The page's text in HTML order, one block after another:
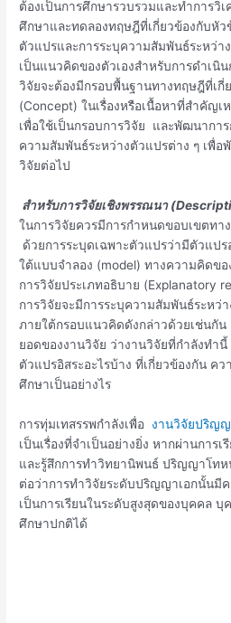
ต้องเป็นการศึกษารวบรวมและทำการวิ
ศึกษาและทดลองทฤษฎีที่เกี่ยวข้องกับหัว
ตัวแปรและการระบุความสัมพันธ์ระหว่
เป็นแนวคิดของตัวเองสำหรับการดำเนิ
วิจัยจะต้องมีกรอบพื้นฐานทางทฤษฎีที่เ
(Concept)ในเรื่องหรือเนื้อหาที่สำคัญ
เพื่อใช้เป็นกรอบการวิจัย และพัฒนากา
ความสัมพันธ์ระหว่างตัวแปรต่าง ๆ เพื่
วิจัยต่อไป
สำหรับการวิจัยเชิงพรรณนา
ในการวิจัยควรมีการกำหนดขอบเขตทา
ด้วยการระบุดเฉพาะตัวแปรว่ามีตัวแป
ใต้แบบจำลอง (model) ทางความคิดข
การวิจัยประเภทอธิบาย (Explanatory
การวิจัยจะมีการระบุความสัมพันธ์ระหว่
ภายใต้กรอบแนวคิดดังกล่าวด้วยเช่นกั
ยอดของงานวิจัย ว่างานวิจัยที่กำลังทำ
ตัวแปรอิสระอะไรบ้าง ที่เกี่ยวข้องกัน ค
ศึกษาเป็นอย่างไร
การทุ่มเทสรรพกำลังเพื่อ งานวิจัยปริญญ
เป็นเรื่องที่จำเป็นอย่างยิ่ง หากผ่านการ
และรู้สึกการทำวิทยานิพนธ์ ปริญญาโท
ต่อว่าการทำวิจัยระดับปริญญาเอกนั้นมี
เป็นการเรียนในระดับสูงสุดของบุคคล
ศึกษาปกติได้